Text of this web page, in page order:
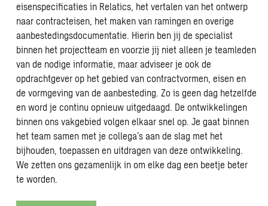
eisenspecificaties in Relatics, het vertalen van het ontwerp
naar contracteisen, het maken van ramingen en overige
aanbestedingsdocumentatie. Hierin ben jij de specialist
binnen het projectteam en voorzie jij niet alleen je teamleden
van de nodige informatie, maar adviseer je ook de
opdrachtgever op het gebied van contractvormen, eisen en
de vormgeving van de aanbesteding. Zo is geen dag hetzelfde
en word je continu opnieuw uitgedaagd. De ontwikkelingen
binnen ons vakgebied volgen elkaar snel op. Je gaat binnen
het team samen met je collega’s aan de slag met het
bijhouden, toepassen en uitdragen van deze ontwikkeling.
We zetten ons gezamenlijk in om elke dag een beetje beter
te worden.